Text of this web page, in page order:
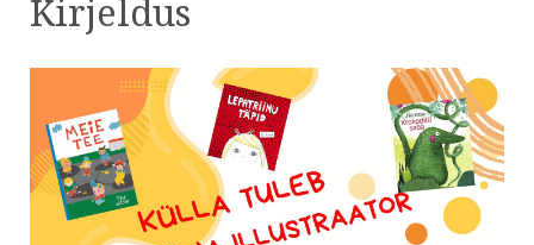
Kirjeldus